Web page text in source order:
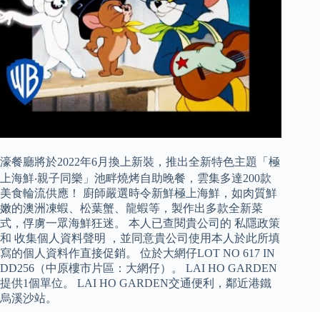
濠餐廳將於2022年6月換上新裝，推出全新特色主題「極
上海鮮‧親子同樂」池畔燒烤自助晚餐，雲集多達200款
美食輪流供應！ 廚師嚴選時令新鮮極上海鮮，如肉質鮮
嫩的澳洲凍蝦、松葉蟹、龍蝦等，製作出多款全新菜
式，俘虜一眾海鮮狂迷。 本人已查閱貴公司的 私隱政策
和 收集個人資料聲明 ，並同意貴公司使用本人於此所填
寫的個人資料作直接促銷。 位於大網仔LOT NO 617 IN
DD256（中原樓市片區：大網仔）。 LAI HO GARDEN
提供1個單位。 LAI HO GARDEN交通便利，鄰近港鐵
烏溪沙站。